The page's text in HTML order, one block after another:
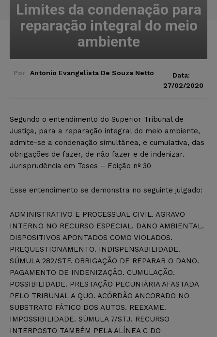
Limites da condenação para
reparação integral do meio
ambiente
Por Antonio Evangelista De Souza Netto
Data:
27/02/2020
Segundo o entendimento do Superior Tribunal de
Justiça, para a reparação integral do meio ambiente,
admite-se a condenação simultânea, e cumulativa, das
obrigações de fazer, de não fazer e de indenizar.
Jurisprudência em Teses – Edição nº 30
Esse entendimento se demonstra no seguinte julgado:
ADMINISTRATIVO E PROCESSUAL CIVIL. AGRAVO
INTERNO NO RECURSO ESPECIAL. DANO AMBIENTAL.
DISPOSITIVOS APONTADOS COMO VIOLADOS.
PREQUESTIONAMENTO. INDISPENSABILIDADE.
SÚMULA 282/STF. OBRIGAÇÃO DE REPARAR O DANO.
PAGAMENTO DE INDENIZAÇÃO. CUMULAÇÃO.
POSSIBILIDADE. PRESTAÇÃO PECUNIÁRIA AFASTADA
PELO TRIBUNAL A QUO. ACÓRDÃO ANCORADO NO
SUBSTRATO FÁTICO DOS AUTOS. REEXAME.
IMPOSSIBILIDADE. SÚMULA 7/STJ. RECURSO
INTERPOSTO TAMBÉM PELA ALÍNEA C DO